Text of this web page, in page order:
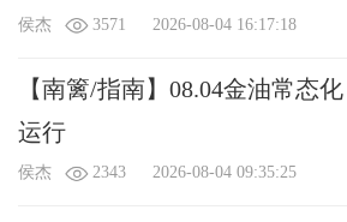
侯杰 3571 2026-08-04 16:17:18
【南篱/指南】08.04金油常态化
运行
侯杰 2343 2026-08-04 09:35:25